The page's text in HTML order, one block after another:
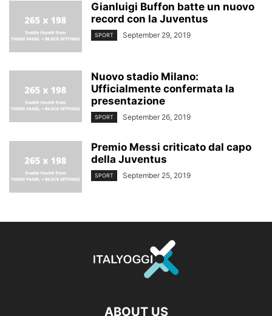
Gianluigi Buffon batte un nuovo
record con la Juventus
SPORT September 29, 2019
Nuovo stadio Milano:
Ufficialmente confermata la
presentazione
SPORT September 26, 2019
Premio Messi criticato dal capo
della Juventus
SPORT September 25, 2019
ABOUT US